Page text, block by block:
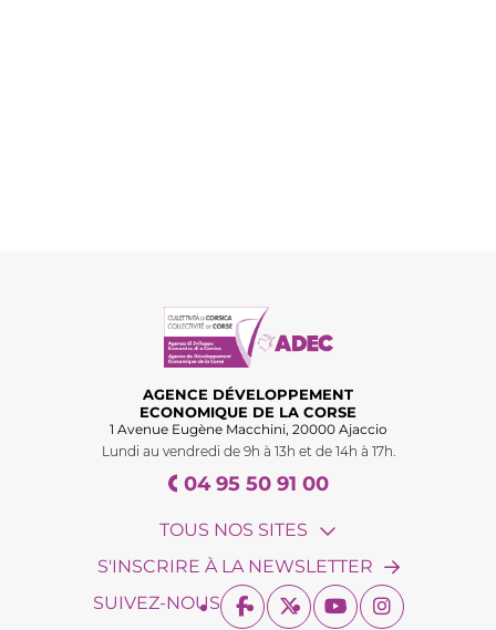
AGENCE DÉVELOPPEMENT
ECONOMIQUE DE LA CORSE
1 Avenue Eugène Macchini, 20000 Ajaccio
Lundi au vendredi de 9h à 13h et de 14h à 17h.
04 95 50 91 00
TOUS NOS SITES
S'INSCRIRE À LA NEWSLETTER
SUIVEZ-NOUS